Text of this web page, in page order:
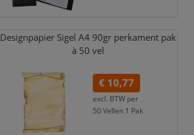
Designpapier Sigel A4 90gr perkament pak
à 50 vel
€ 10,77
excl. BTW per
50 Vellen 1 Pak